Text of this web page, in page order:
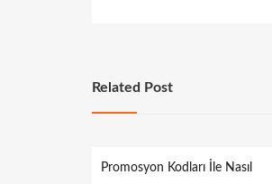
Related Post
Promosyon Kodları İle Nasıl